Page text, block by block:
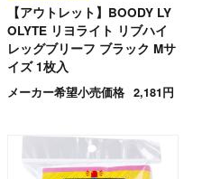
【アウトレット】BOODY LY
OLYTE リヨライト リブハイ
レッグブリーフ ブラック Mサ
イズ 1枚入
メーカー希望小売価格 2,181円